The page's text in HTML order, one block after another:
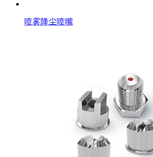
喷雾降尘喷嘴